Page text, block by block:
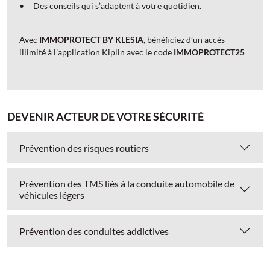
• Des conseils qui s’adaptent à votre quotidien.
Avec IMMOPROTECT BY KLESIA, bénéficiez d’un accès
illimité à l’application Kiplin avec le code IMMOPROTECT25
DEVENIR ACTEUR DE VOTRE SÉCURITÉ
Prévention des risques routiers
Prévention des TMS liés à la conduite automobile de
véhicules légers
Prévention des conduites addictives